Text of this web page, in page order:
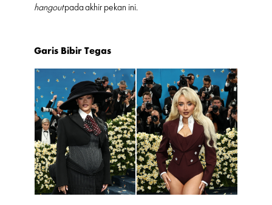
hangoutpada akhir pekan ini.
Garis Bibir Tegas